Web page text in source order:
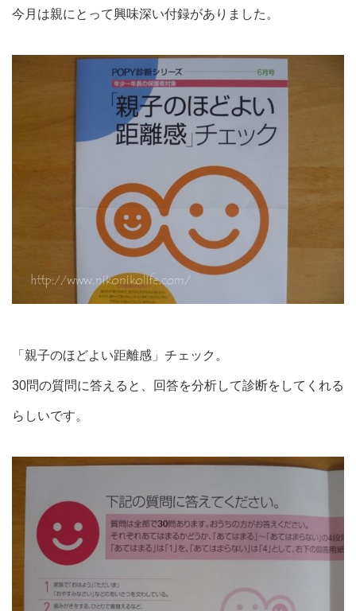
今月は親にとって興味深い付録がありました。
「親子のほどよい距離感」チェック。
30問の質問に答えると、回答を分析して診断をしてくれる
らしいです。